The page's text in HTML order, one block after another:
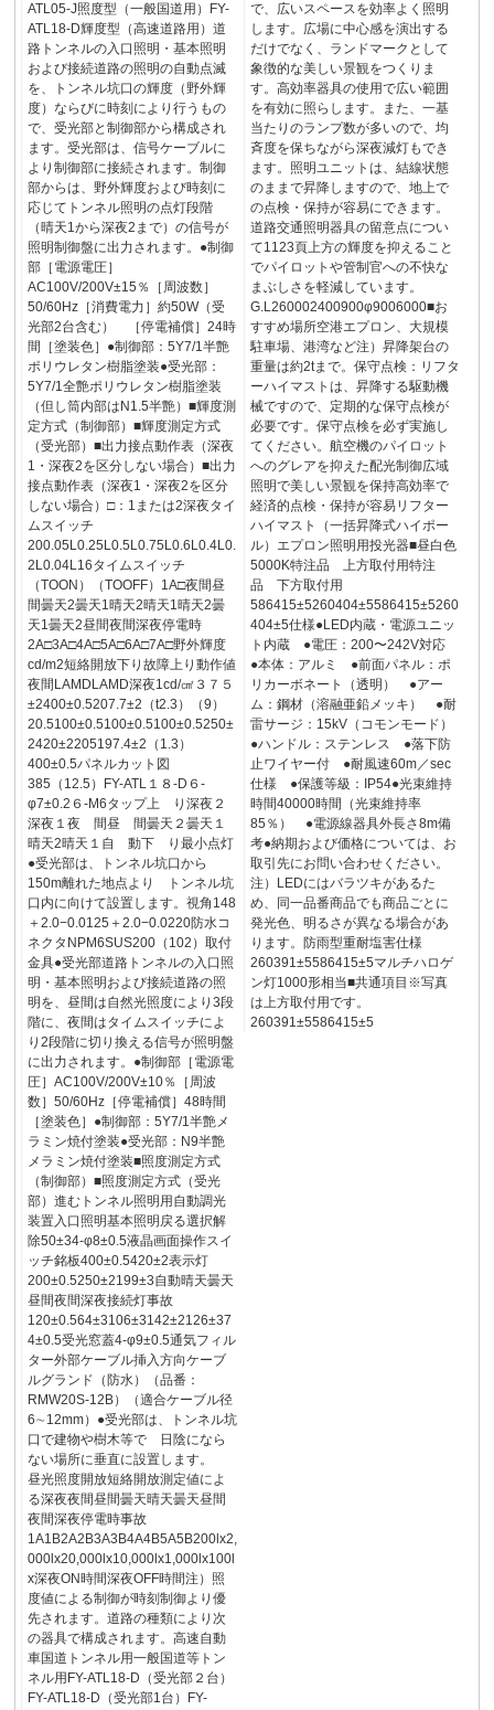
ATL05-J照度型（一般国道用）FY-
ATL18-D輝度型（高速道路用）道
路トンネルの入口照明・基本照明
および接続道路の照明の自動点滅
を、トンネル坑口の輝度（野外輝
度）ならびに時刻により行うもの
で、受光部と制御部から構成され
ます。受光部は、信号ケーブルに
より制御部に接続されます。制御
部からは、野外輝度および時刻に
応じてトンネル照明の点灯段階
（晴天1から深夜2まで）の信号が
照明制御盤に出力されます。●制御
部［電源電圧］
AC100V/200V±15％［周波数］
50/60Hz［消費電力］約50W（受
光部2台含む） ［停電補償］24時
間［塗装色］●制御部：5Y7/1半艶
ポリウレタン樹脂塗装●受光部：
5Y7/1全艶ポリウレタン樹脂塗装
（但し筒内部はN1.5半艶）■輝度測
定方式（制御部）■輝度測定方式
（受光部）■出力接点動作表（深夜
1・深夜2を区分しない場合）■出力
接点動作表（深夜1・深夜2を区分
しない場合）□：1または2深夜タイ
ムスイッチ
200.05L0.25L0.5L0.75L0.6L0.4L0.
2L0.04L16タイムスイッチ
（TOON）（TOOFF）1A□夜間昼
間曇天2曇天1晴天2晴天1晴天2曇
天1曇天2昼間夜間深夜停電時
2A□3A□4A□5A□6A□7A□野外輝度
cd/m2短絡開放下り故障上り動作値
夜間LAMDLAMD深夜1cd/㎠３７５
±2400±0.5207.7±2（t2.3）（9）
20.5100±0.5100±0.5100±0.5250±
2420±2205197.4±2（1.3）
400±0.5パネルカット図
385（12.5）FY-ATL１８-D６-
φ7±0.2６-M6タップ上 り深夜２
深夜１夜 間昼 間曇天２曇天１
晴天2晴天１自 動下 り最小点灯
●受光部は、トンネル坑口から
150m離れた地点より トンネル坑
口内に向けて設置します。視角148
＋2.0−0.0125＋2.0−0.0220防水コ
ネクタNPM6SUS200（102）取付
金具●受光部道路トンネルの入口照
明・基本照明および接続道路の照
明を、昼間は自然光照度により3段
階に、夜間はタイムスイッチによ
り2段階に切り換える信号が照明盤
に出力されます。●制御部［電源電
圧］AC100V/200V±10％［周波
数］50/60Hz［停電補償］48時間
［塗装色］●制御部：5Y7/1半艶メ
ラミン焼付塗装●受光部：N9半艶
メラミン焼付塗装■照度測定方式
（制御部）■照度測定方式（受光
部）進むトンネル照明用自動調光
装置入口照明基本照明戻る選択解
除50±34-φ8±0.5液晶画面操作スイ
ッチ銘板400±0.5420±2表示灯
200±0.5250±2199±3自動晴天曇天
昼間夜間深夜接続灯事故
120±0.564±3106±3142±2126±37
4±0.5受光窓蓋4-φ9±0.5通気フィル
ター外部ケーブル挿入方向ケーブ
ルグランド（防水）（品番：
RMW20S-12B）（適合ケーブル径
6∼12mm）●受光部は、トンネル坑
口で建物や樹木等で 日陰になら
ない場所に垂直に設置します。
昼光照度開放短絡開放測定値によ
る深夜夜間昼間曇天晴天曇天昼間
夜間深夜停電時事故
1A1B2A2B3A3B4A4B5A5B200lx2,
000lx20,000lx10,000lx1,000lx100l
x深夜ON時間深夜OFF時間注）照
度値による制御が時刻制御より優
先されます。道路の種類により次
の器具で構成されます。高速自動
車国道トンネル用一般国道等トン
ネル用FY-ATL18-D（受光部２台）
FY-ATL18-D（受光部1台）FY-
で、広いスペースを効率よく照明
します。広場に中心感を演出する
だけでなく、ランドマークとして
象徴的な美しい景観をつくりま
す。高効率器具の使用で広い範囲
を有効に照らします。また、一基
当たりのランプ数が多いので、均
斉度を保ちながら深夜減灯もでき
ます。照明ユニットは、結線状態
のままで昇降しますので、地上で
の点検・保持が容易にできます。
道路交通照明器具の留意点につい
て1123頁上方の輝度を抑えること
でパイロットや管制官への不快な
まぶしさを軽減しています。
G.L260002400900φ9006000■お
すすめ場所空港エプロン、大規模
駐車場、港湾など注）昇降架台の
重量は約2tまで。保守点検：リフタ
ーハイマストは、昇降する駆動機
械ですので、定期的な保守点検が
必要です。保守点検を必ず実施し
てください。航空機のパイロット
へのグレアを抑えた配光制御広域
照明で美しい景観を保持高効率で
経済的点検・保持が容易リフター
ハイマスト（一括昇降式ハイポー
ル）エプロン照明用投光器■昼白色
5000K特注品 上方取付用特注
品 下方取付用
586415±5260404±5586415±5260
404±5仕様●LED内蔵・電源ユニッ
ト内蔵 ●電圧：200〜242V対応
●本体：アルミ ●前面パネル：ポ
リカーボネート（透明） ●アー
ム：鋼材（溶融亜鉛メッキ） ●耐
雷サージ：15kV（コモンモード）
●ハンドル：ステンレス ●落下防
止ワイヤー付 ●耐風速60m／sec
仕様 ●保護等級：IP54●光束維持
時間40000時間（光束維持率
85％） ●電源線器具外長さ8m備
考●納期および価格については、お
取引先にお問い合わせください。
注）LEDにはバラツキがあるた
め、同一品番商品でも商品ごとに
発光色、明るさが異なる場合があ
ります。防雨型重耐塩害仕様
260391±5586415±5マルチハロゲ
ン灯1000形相当■共通項目※写真
は上方取付用です。
260391±5586415±5